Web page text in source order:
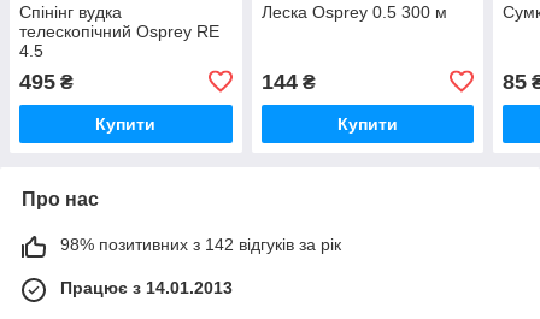
Спінінг вудка
телескопічний Osprey RE
4.5
495 ₴
Купити
Леска Osprey 0.5 300 м
144₴
Купити
85
Про нас
98% позитивних з 142 відгуків за рік
Працює з 14.01.2013